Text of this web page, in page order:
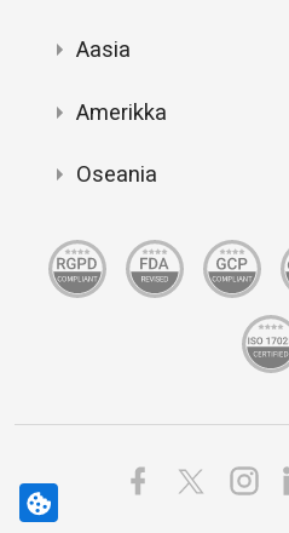
Aasia
Amerikka
Oseania